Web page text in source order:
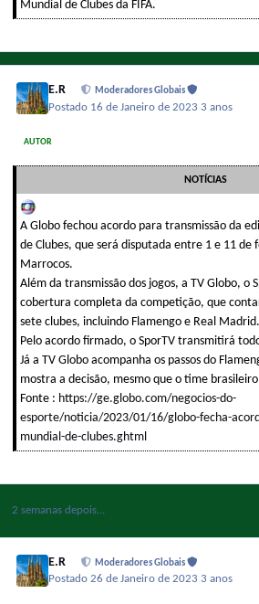
Mundial de Clubes da FIFA.
E.R Moderadores Globais
Postado 16 de Janeiro de 2023 3 anos
AUTOR
NOTÍCIAS
A Globo fechou acordo para transmissão da
de Clubes, que será disputada entre 1 e 11 de
Marrocos.
Além da transmissão dos jogos, a TV Globo, o
cobertura completa da competição, que
sete clubes, incluindo Flamengo e Real Madrid.
Pelo acordo firmado, o SporTV transmitirá
Já a TV Globo acompanha os passos do
mostra a decisão, mesmo que o time
Fonte : https://ge.globo.com/negocios-do-
esporte/noticia/2023/01/16/globo-fecha-
mundial-de-clubes.ghtml
2 semanas depois...
E.R Moderadores Globais
Postado26 de Janeiro de 2023 3 anos